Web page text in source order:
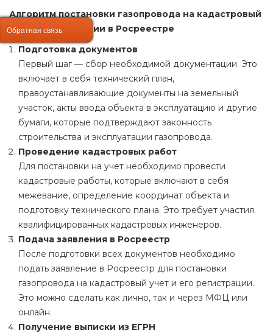
Алгоритм постановки газопровода на кадастровый
учет и регистрации в Росреестре
Подготовка документов
Первый шаг — сбор необходимой документации. Это
включает в себя технический план,
правоустанавливающие документы на земельный
участок, акты ввода объекта в эксплуатацию и другие
бумаги, которые подтверждают законность
строительства и эксплуатации газопровода.
Проведение кадастровых работ
Для постановки на учет необходимо провести
кадастровые работы, которые включают в себя
межевание, определение координат объекта и
подготовку технического плана. Это требует участия
квалифицированных кадастровых инженеров.
Подача заявления в Росреестр
После подготовки всех документов необходимо
подать заявление в Росреестр для постановки
газопровода на кадастровый учет и его регистрации.
Это можно сделать как лично, так и через МФЦ или
онлайн.
Получение выписки из ЕГРН
Обратная связь
Обратная связь